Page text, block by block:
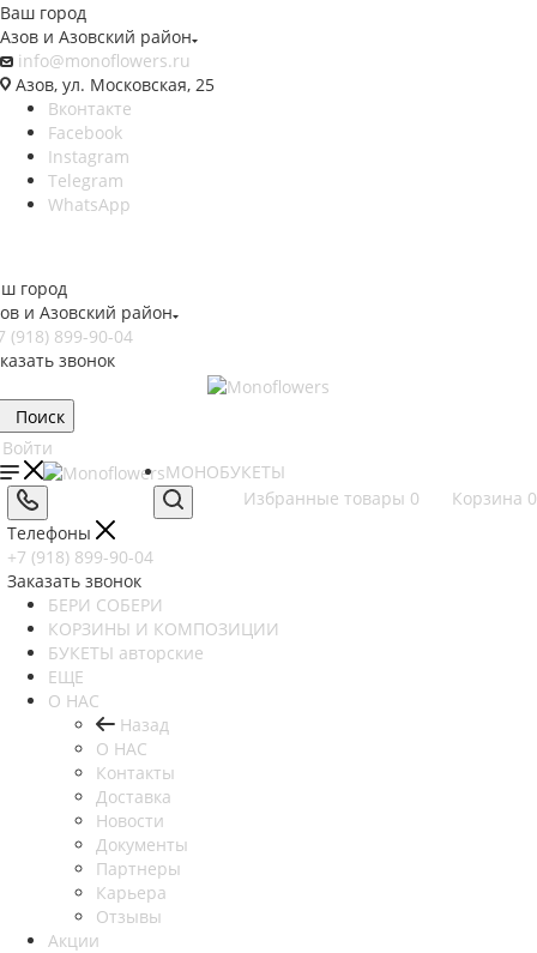
Ваш город
Азов и Азовский район
info@monoflowers.ru
Азов, ул. Московская, 25
Вконтакте
Facebook
Instagram
Telegram
WhatsApp
город
и Азовский район
(918) 899-90-04
звонок
Поиск
Войти
Избранные товары 0 Корзина 0
Телефоны
+7 (918) 899-90-04
Заказать звонок
МОНОБУКЕТЫ
БЕРИ СОБЕРИ
КОРЗИНЫ И КОМПОЗИЦИИ
БУКЕТЫ авторские
ЕЩЕ
О НАС
Назад
О НАС
Контакты
Доставка
Новости
Документы
Партнеры
Карьера
Отзывы
Акции